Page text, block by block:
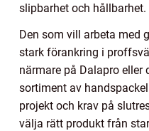
slipbarhet och hållbarhet.
Den som vill arbeta med
stark förankring i
närmare på Dalapro eller
sortiment av
projekt och krav på
välja rätt produkt från